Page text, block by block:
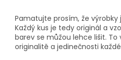
Pamatujte prosím, že výrobky
Každý kus je tedy originál a
barev se můžou lehce lišit. To
originalitě a jedinečnosti